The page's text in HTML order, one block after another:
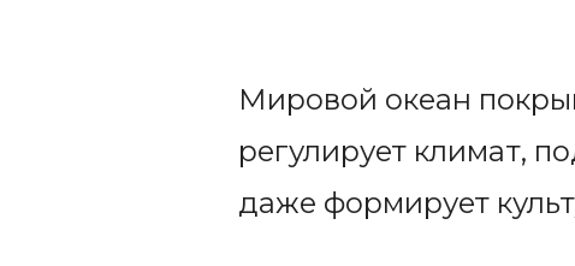
Мировой океан
регулирует климат,
даже формирует